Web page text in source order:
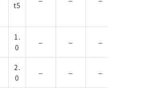
t5
1.
0
– – –
2.
0
– – –